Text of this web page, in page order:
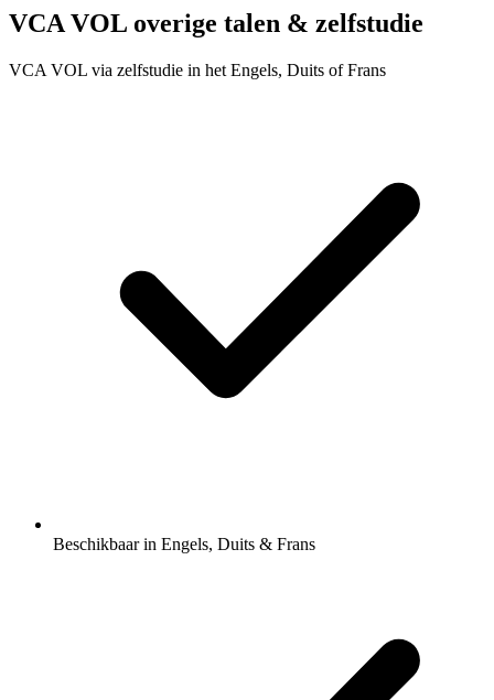
VCA VOL overige talen & zelfstudie
VCA VOL via zelfstudie in het Engels, Duits of Frans
Beschikbaar in Engels, Duits & Frans